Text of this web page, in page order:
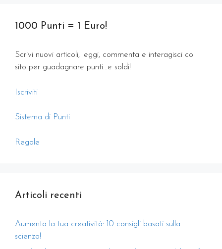
1000 Punti = 1 Euro!
Scrivi nuovi articoli, leggi, commenta e interagisci col
sito per guadagnare punti…e soldi!
Iscriviti
Sistema di Punti
Regole
Articoli recenti
Aumenta la tua creatività: 10 consigli basati sulla
scienza!